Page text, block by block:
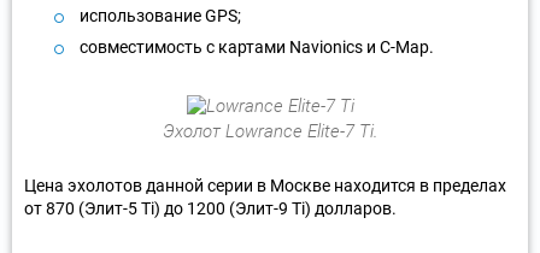
использование GPS;
совместимость с картами Navionics и C-Map.
Эхолот Lowrance Elite-7 Ti.
Цена эхолотов данной серии в Москве находится в пределах
от 870 (Элит-5 Ti) до 1200 (Элит-9 Ti) долларов.